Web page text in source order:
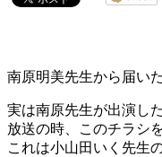
南原明美先生から届い
実は南原先生が出演し
放送の時、このチラシ
これは小山田いく先生